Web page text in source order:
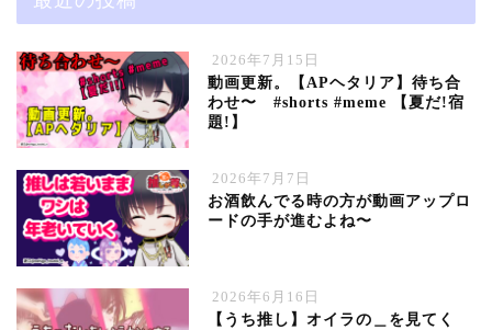
2026年7月15日
動画更新。【APヘタリア】待ち合
わせ〜 #shorts #meme 【夏だ!宿
題!】
2026年7月7日
お酒飲んでる時の方が動画アップロ
ードの手が進むよね〜
2026年6月16日
【うち推し】オイラの＿を見てく